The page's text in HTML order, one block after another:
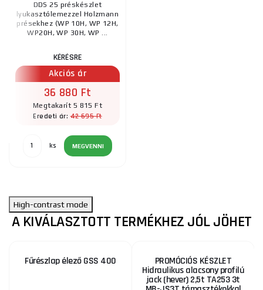
DDS 25 préskészlet
lyukasztólemezzel Holzmann
présekhez (WP 10H, WP 12H,
WP20H, WP 30H, WP ...
KÉRÉSRE
Akciós ár
36 880 Ft
Megtakarít 5 815 Ft
Eredeti ár:42 695 Ft
ks MEGVENNI
High-contrast mode
A KIVÁLASZTOTT TERMÉKHEZ JÓL JÖHET
Fűrészlap élező GSS 400 PROMÓCIÓS KÉSZLET
Hidraulikus alacsony profilú
jack (hever) 2,5t TA253 3t